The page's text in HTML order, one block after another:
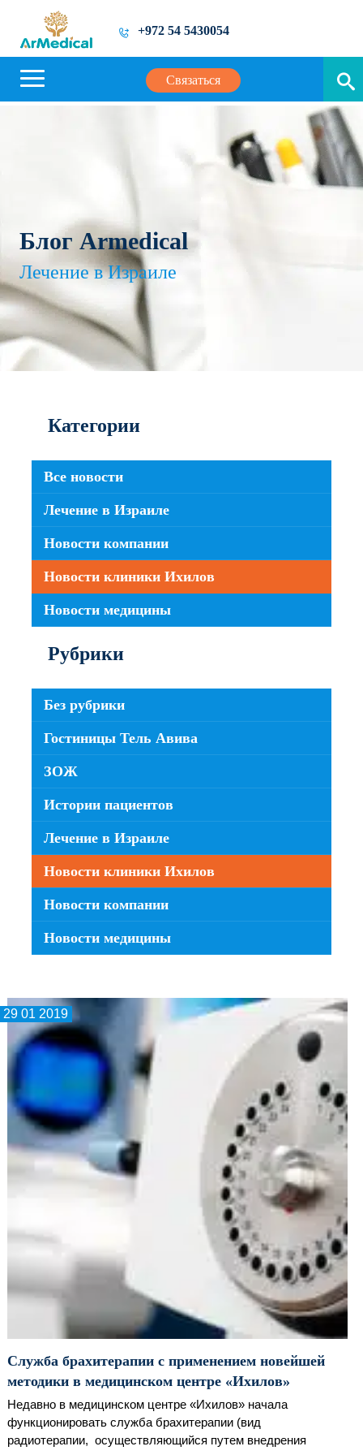
+972 54 5430054
Связаться
Блог Armedical
Лечение в Израиле
Категории
Все новости
Лечение в Израиле
Новости компании
Новости клиники Ихилов
Новости медицины
Рубрики
Без рубрики
Гостиницы Тель Авива
ЗОЖ
Истории пациентов
Лечение в Израиле
Новости клиники Ихилов
Новости компании
Новости медицины
29 01 2019
Служба брахитерапии с применением новейшей
методики в медицинском центре «Ихилов»
Недавно в медицинском центре «Ихилов» начала
функционировать служба брахитерапии (вид
радиотерапии, осуществляющийся путем внедрения